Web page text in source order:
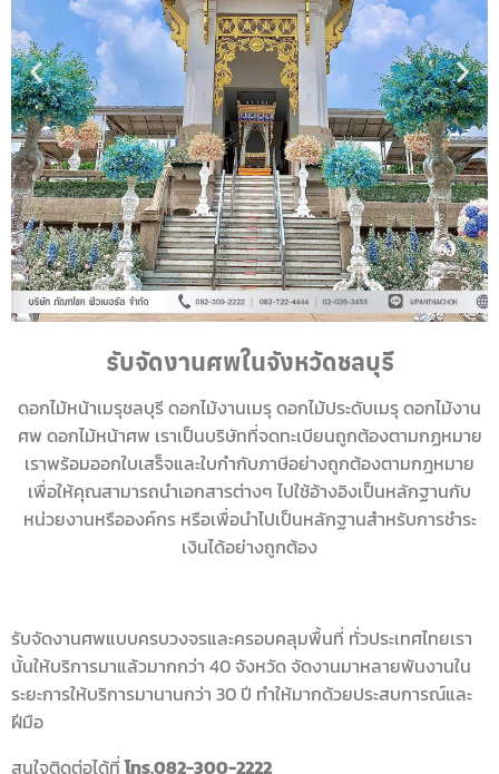
รับจัดงานศพในจังหวัดชลบุรี
ดอกไม้หน้าเมรุชลบุรี ดอกไม้งานเมรุ ดอกไม้ประดับเมรุ ดอกไม้งาน
ศพ ดอกไม้หน้าศพ เราเป็นบริษัทที่จดทะเบียนถูกต้องตามกฏหมาย
เราพร้อมออกใบเสร็จและใบกำกับภาษีอย่างถูกต้องตามกฎหมาย
เพื่อให้คุณสามารถนำเอกสารต่างๆ ไปใช้อ้างอิงเป็นหลักฐานกับ
หน่วยงานหรือองค์กร หรือเพื่อนำไปเป็นหลักฐานสำหรับการชำระ
เงินได้อย่างถูกต้อง
รับจัดงานศพแบบครบวงจรและครอบคลุมพื้นที่ ทั่วประเทศไทยเรา
นั้นให้บริการมาแล้วมากกว่า 40 จังหวัด จัดงานมาหลายพันงานใน
ระยะการให้บริการมานานกว่า 30 ปี ทำให้มากด้วยประสบการณ์และ
ฝีมือ
สนใจติดต่อได้ที่โทร.082-300-2222